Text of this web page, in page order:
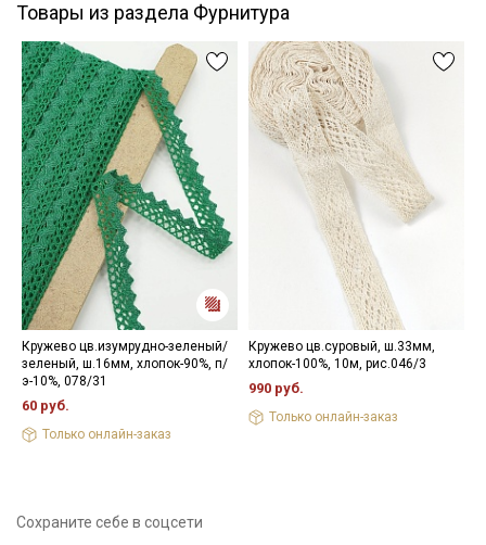
Товары из раздела Фурнитура
Кружево цв.изумрудно-зеленый/
зеленый, ш.16мм, хлопок-90%, п/
э-10%, 078/31
60 руб.
Только онлайн-заказ
Кружево цв.суровый, ш.33мм,
хлопок-100%, 10м, рис.046/3
990 руб.
Только онлайн-заказ
Сохраните себе в соцсети